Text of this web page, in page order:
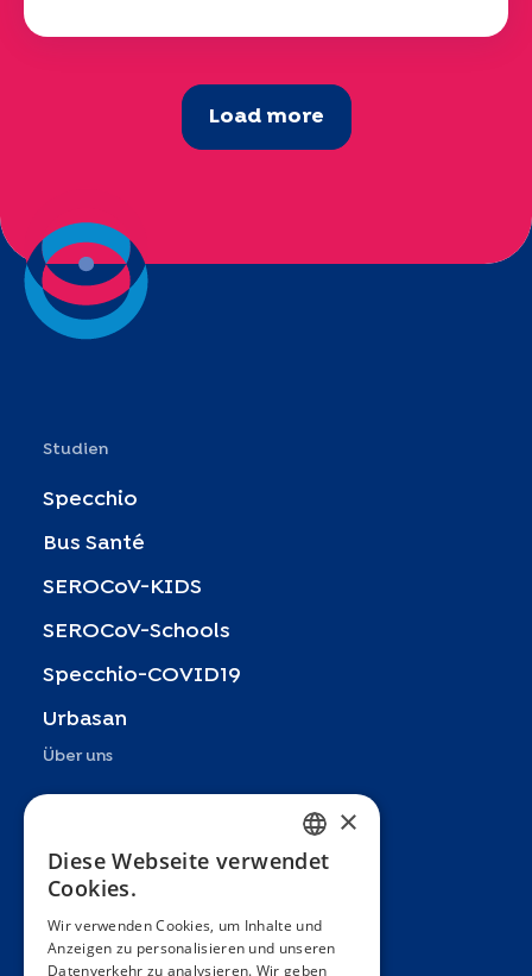
Load more
Studien
Specchio
Bus Santé
SEROCoV-KIDS
SEROCoV-Schools
Specchio-COVID19
Urbasan
Über uns
Teams
Partner
Veröffentlichungen
FRENCH
SPANISH
×
Diese Webseite verwendet
Cookies.
Wir verwenden Cookies, um Inhalte und
Anzeigen zu personalisieren und unseren
Datenverkehr zu analysieren. Wir geben